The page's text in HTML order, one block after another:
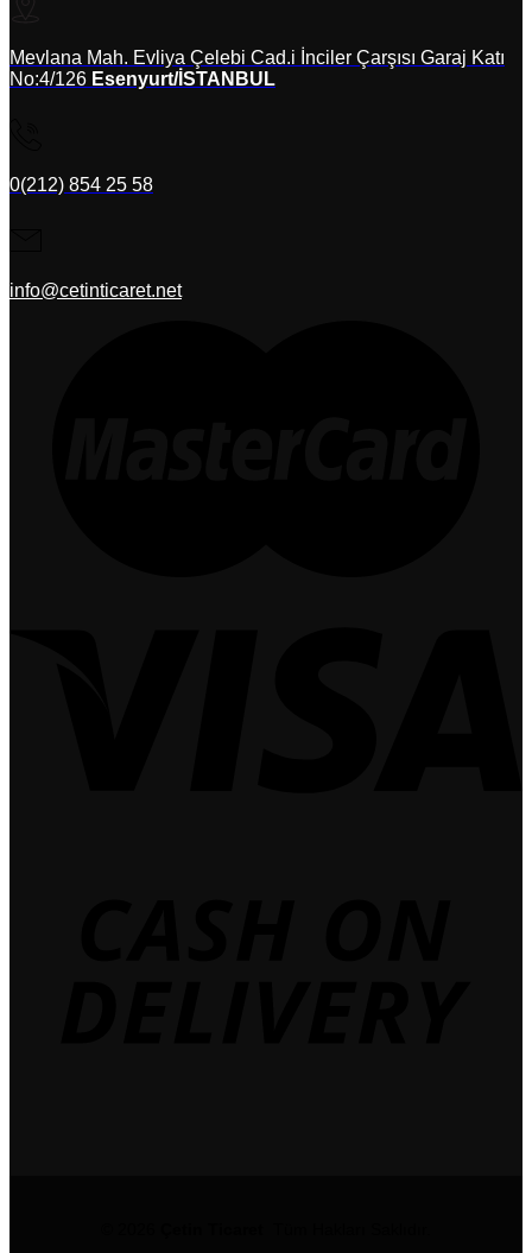
Mevlana Mah. Evliya Çelebi Cad.i İnciler Çarşısı Garaj Katı
No:4/126 Esenyurt/İSTANBUL
0(212) 854 25 58
info@cetinticaret.net